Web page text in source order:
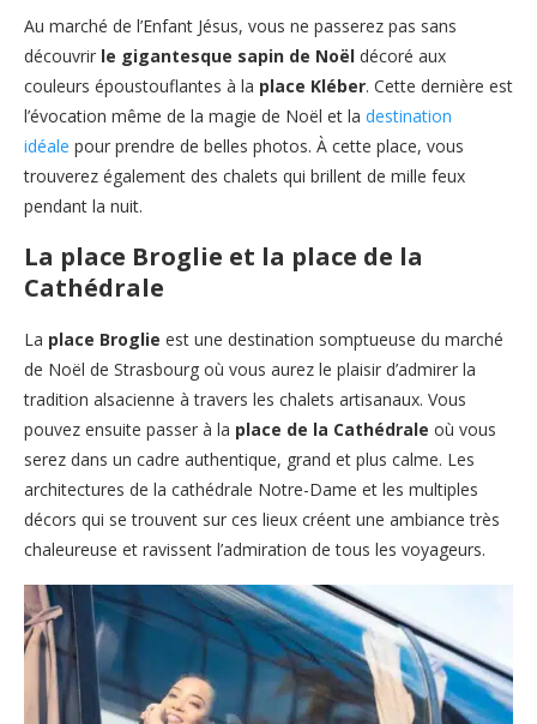
Au marché de l’Enfant Jésus, vous ne passerez pas sans
découvrir le gigantesque sapin de Noël décoré aux
couleurs époustouflantes à la place Kléber. Cette dernière est
l’évocation même de la magie de Noël et la destination
idéale pour prendre de belles photos. À cette place, vous
trouverez également des chalets qui brillent de mille feux
pendant la nuit.
La place Broglie et la place de la
Cathédrale
La place Broglie est une destination somptueuse du marché
de Noël de Strasbourg où vous aurez le plaisir d’admirer la
tradition alsacienne à travers les chalets artisanaux. Vous
pouvez ensuite passer à la place de la Cathédrale où vous
serez dans un cadre authentique, grand et plus calme. Les
architectures de la cathédrale Notre-Dame et les multiples
décors qui se trouvent sur ces lieux créent une ambiance très
chaleureuse et ravissent l’admiration de tous les voyageurs.